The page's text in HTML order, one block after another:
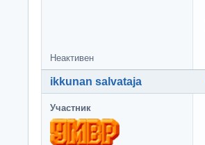
Неактивен
ikkunan salvataja
Участник